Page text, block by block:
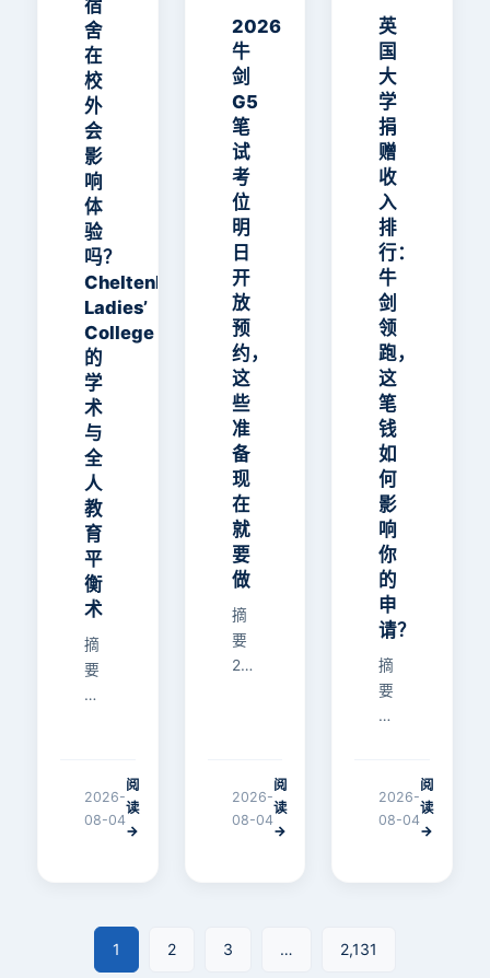
理
了7
个
实
用
技
巧…
Coll
ege
的学
术与
全人
教育
平衡
术
宿
舍
在
校
外
会
影
响
体
验
吗？
Cheltenham
Ladies’
College
的
学
术
与
全
人
教
育
平
衡
术
摘
要
英
女
校
2026-
08-04
阅
读
→
现在
就要
做
2026
牛
剑
G5
笔
试
考
位
明
日
开
放
预
约，
这
些
准
备
现
在
就
要
做
摘
要
2026
TMUA、
TARA
将
2026-
08-04
阅
读
→
何影
响你
的申
请？
英
国
大
学
捐
赠
收
入
排
行：
牛
剑
领
跑，
这
笔
钱
如
何
影
响
你
的
申
请？
摘
要
英
学
年
2026-
08-04
阅
读
→
1 2 3 … 2,131